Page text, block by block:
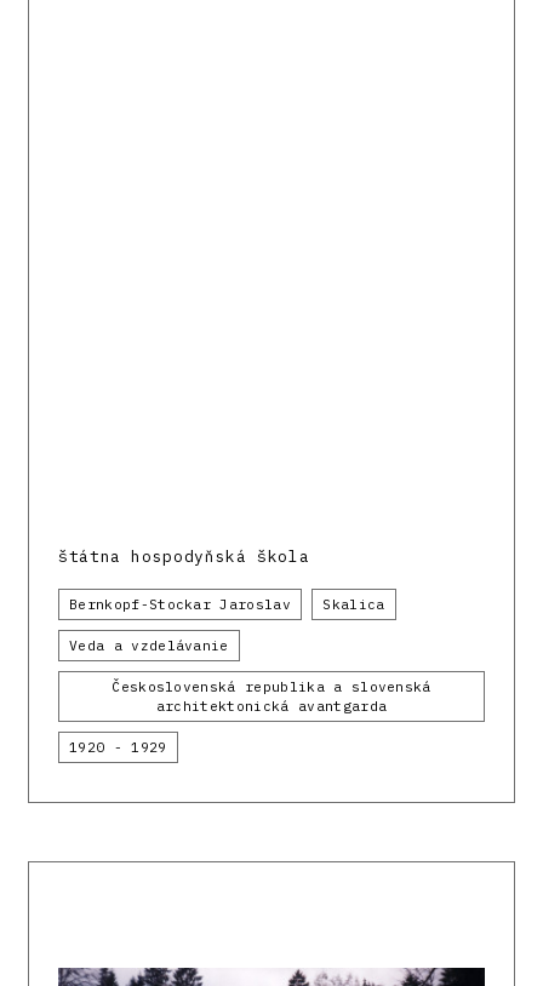
štátna hospodyňská škola
Bernkopf-Stockar Jaroslav Skalica
Veda a vzdelávanie
Československá republika a slovenská
architektonická avantgarda
1920 - 1929